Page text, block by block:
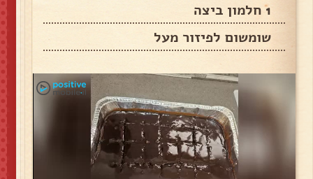
1 חלמון ביצה
שומשום לפיזור מעל